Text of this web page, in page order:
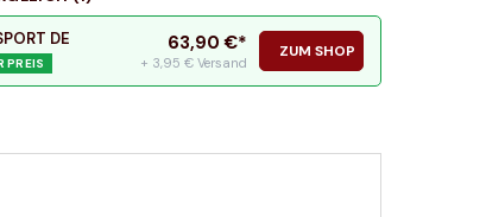
DE
PREIS
63,90 €*
+ 3,95 € Versand
ZUM SHOP